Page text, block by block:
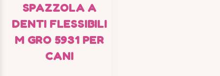
SPAZZOLA A
DENTI FLESSIBILI
M GRO 5931 PER
CANI